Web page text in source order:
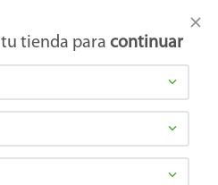
tu tienda para continuar